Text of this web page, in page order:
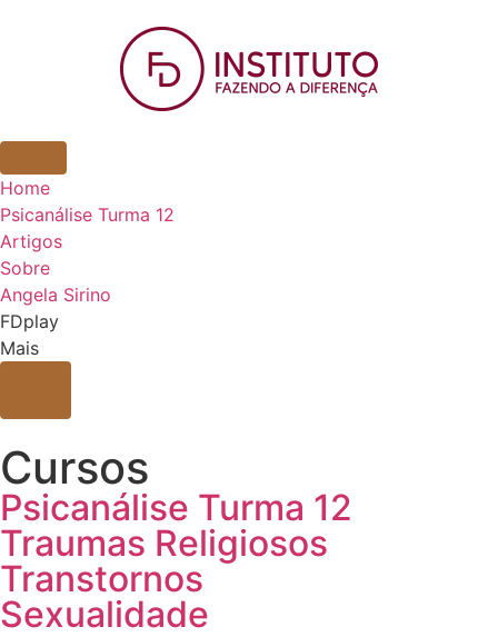
Home
Psicanálise Turma 12
Artigos
Sobre
Angela Sirino
FDplay
Mais
Cursos
Psicanálise Turma 12
Traumas Religiosos
Transtornos
Sexualidade